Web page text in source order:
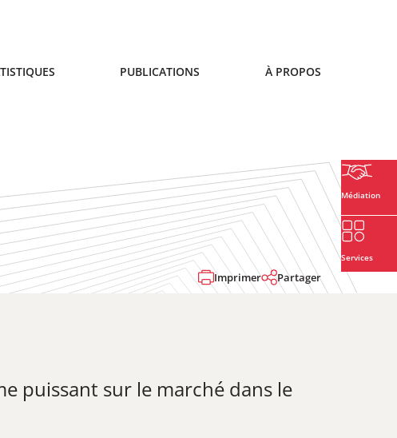
PUBLICATIONS À PROPOS
Médiation
Services
Imprimer Partager
puissant sur le marché dans le